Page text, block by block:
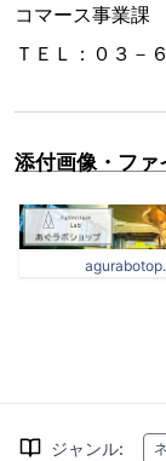
コマース事業課
ＴＥＬ：０３－
添付画像・ファ
ジャンル: